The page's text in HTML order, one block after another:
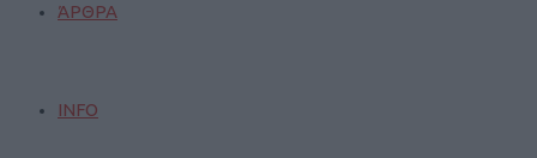
ΆΡΘΡΑ
INFO